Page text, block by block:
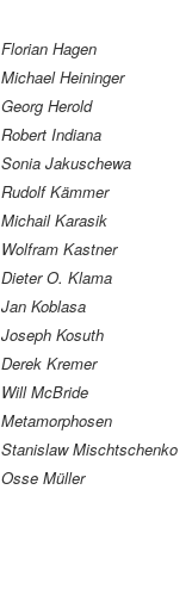
Florian Hagen
Michael Heininger
Georg Herold
Robert Indiana
Sonia Jakuschewa
Rudolf Kämmer
Michail Karasik
Wolfram Kastner
Dieter O. Klama
Jan Koblasa
Joseph Kosuth
Derek Kremer
Will McBride
Metamorphosen
Stanislaw Mischtschenko
Osse Müller